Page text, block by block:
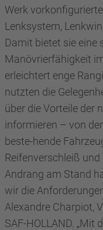
Werk
Lenksystem,
Damit bietet sie eine
Manövrierfähigkeit
erleichtert enge
nutzten die
über die Vorteile der
informieren – von
beste-hende
Reifenverschleiß
Andrang am Stand
wir die
Alexandre Charpiot,
SAF-HOLLAND. „Mit